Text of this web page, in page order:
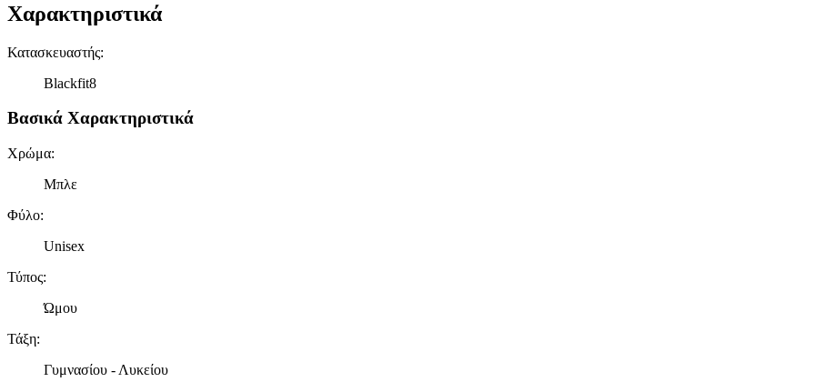
Χαρακτηριστικά
Κατασκευαστής:
Blackfit8
Βασικά Χαρακτηριστικά
Χρώμα:
Μπλε
Φύλο:
Unisex
Τύπος:
Ώμου
Τάξη:
Γυμνασίου - Λυκείου